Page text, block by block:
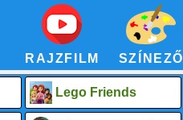
RAJZFILM SZÍNEZŐ
Lego Friends